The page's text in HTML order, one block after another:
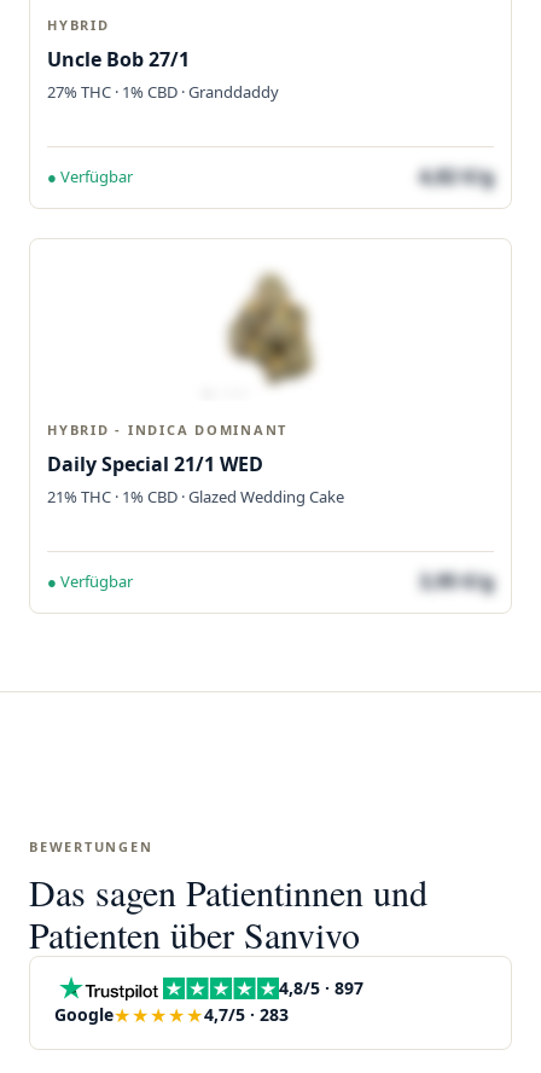
HYBRID
Uncle Bob 27/1
27% THC · 1% CBD · Granddaddy
● Verfügbar 4,82 €/g
HYBRID - INDICA DOMINANT
Daily Special 21/1 WED
21% THC · 1% CBD · Glazed Wedding Cake
● Verfügbar 3,95 €/g
BEWERTUNGEN
Das sagen Patientinnen und
Patienten über Sanvivo
4,8/5 · 897
Google★★★★★4,7/5 · 283